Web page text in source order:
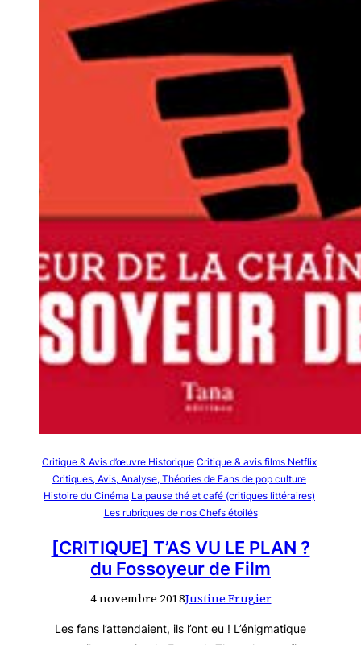
Critique & Avis d’œuvre Historique Critique & avis films Netflix
Critiques, Avis, Analyse, Théories de Fans de pop culture
Histoire du Cinéma La pause thé et café (critiques littéraires)
Les rubriques de nos Chefs étoilés
[CRITIQUE] T’AS VU LE PLAN ?
du Fossoyeur de Film
4 novembre 2018Justine Frugier
Les fans l’attendaient, ils l’ont eu ! L’énigmatique